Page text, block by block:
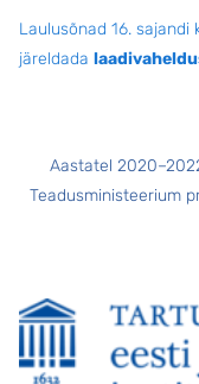
Laulusõnad 16.
järeldada
Aastatel
Teadusministeerium